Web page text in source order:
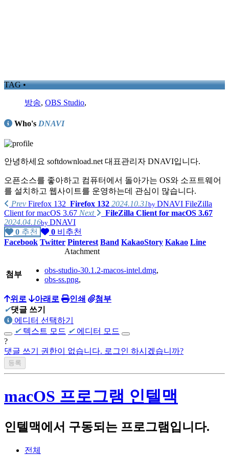
TAG •
방송, OBS Studio,
Who's DNAVI
안녕하세요 softdownload.net 대표관리자 DNAVI입니다.
오픈소스를 좋아하고 컴퓨터에서 돌아가는 OS와 소프트웨어
를 설치하고 웹사이트를 운영하는데 관심이 많습니다.
가지고 있는 제품리스트
PC :
AMD Radeon R290),
S3, NVIDIA GT8600),
Apple iMac 2009 late(Intel E7600)
Apple MacMini 2018(Intel i5-8500B, A1993)
homebuilt computer(AMD Ryzen 5700x3d, Asrock B450 Steel
Legend, Intel A770)
Firebat S1(Intel N100)
Notebook :
Acer Swift 14 AI 2024(Qualcomm SnapDragon X Plus X1P4200)
Prev Firefox 132 Firefox 132 2024.10.31by DNAVI FileZilla
Client for macOS 3.67 Next
FileZilla Client for macOS 3.67
2024.04.16by DNAVI
0 추천 0 비추천
Facebook Twitter Pinterest Band KakaoStory Kakao Line
Atachment
첨부 obs-studio-30.1.2-macos-intel.dmg,
obs-ss.png,
위로 아래로 인쇄
첨부
✔댓글 쓰기
에디터 선택하기
✔ 텍스트 모드 ✔ 에디터 모드
?
댓글 쓰기 권한이 없습니다. 로그인 하시겠습니까?
macOS 프로그램 인텔맥
인텔맥에서 구동되는 프로그램입니다.
전체